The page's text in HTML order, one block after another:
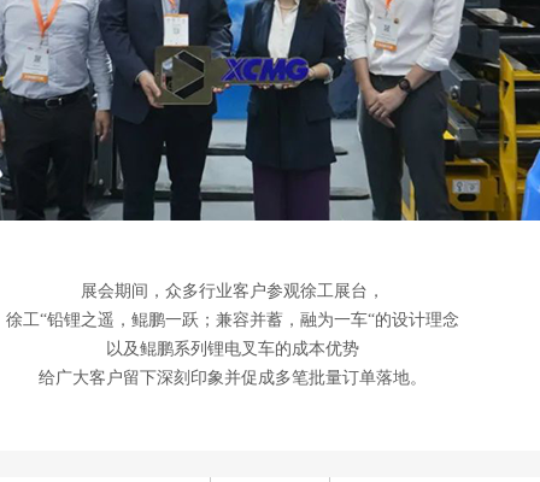
展会期间，众多行业客户参观徐工展台，
徐工“铅锂之遥，鲲鹏一跃；兼容并蓄，融为一车“的设计理念
以及鲲鹏系列锂电叉车的成本优势
给广大客户留下深刻印象并促成多笔批量订单落地。